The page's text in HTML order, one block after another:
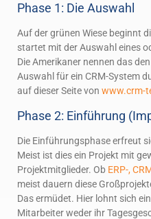
Phase 1: Die Auswahl
Auf der grünen Wiese beginnt
startet mit der Auswahl eines
Die Amerikaner nennen das
Auswahl für ein CRM-System
auf dieser Seite von www.crm-
Phase 2: Einführung
Die Einführungsphase erfreut
Meist ist dies ein Projekt mit
Projektmitglieder. Ob ERP-,
meist dauern diese
Das ermüdet. Hier lohnt sich
Mitarbeiter weder ihr